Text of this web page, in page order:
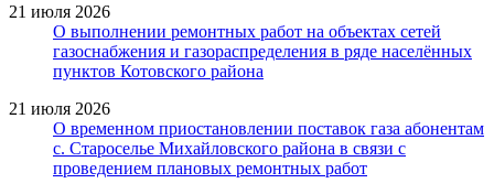
21 июля 2026
О выполнении ремонтных работ на объектах сетей
газоснабжения и газораспределения в ряде населённых
пунктов Котовского района
21 июля 2026
О временном приостановлении поставок газа абонентам
с. Староселье Михайловского района в связи с
проведением плановых ремонтных работ